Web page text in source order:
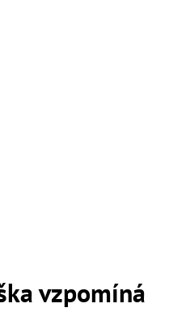
vzpomíná